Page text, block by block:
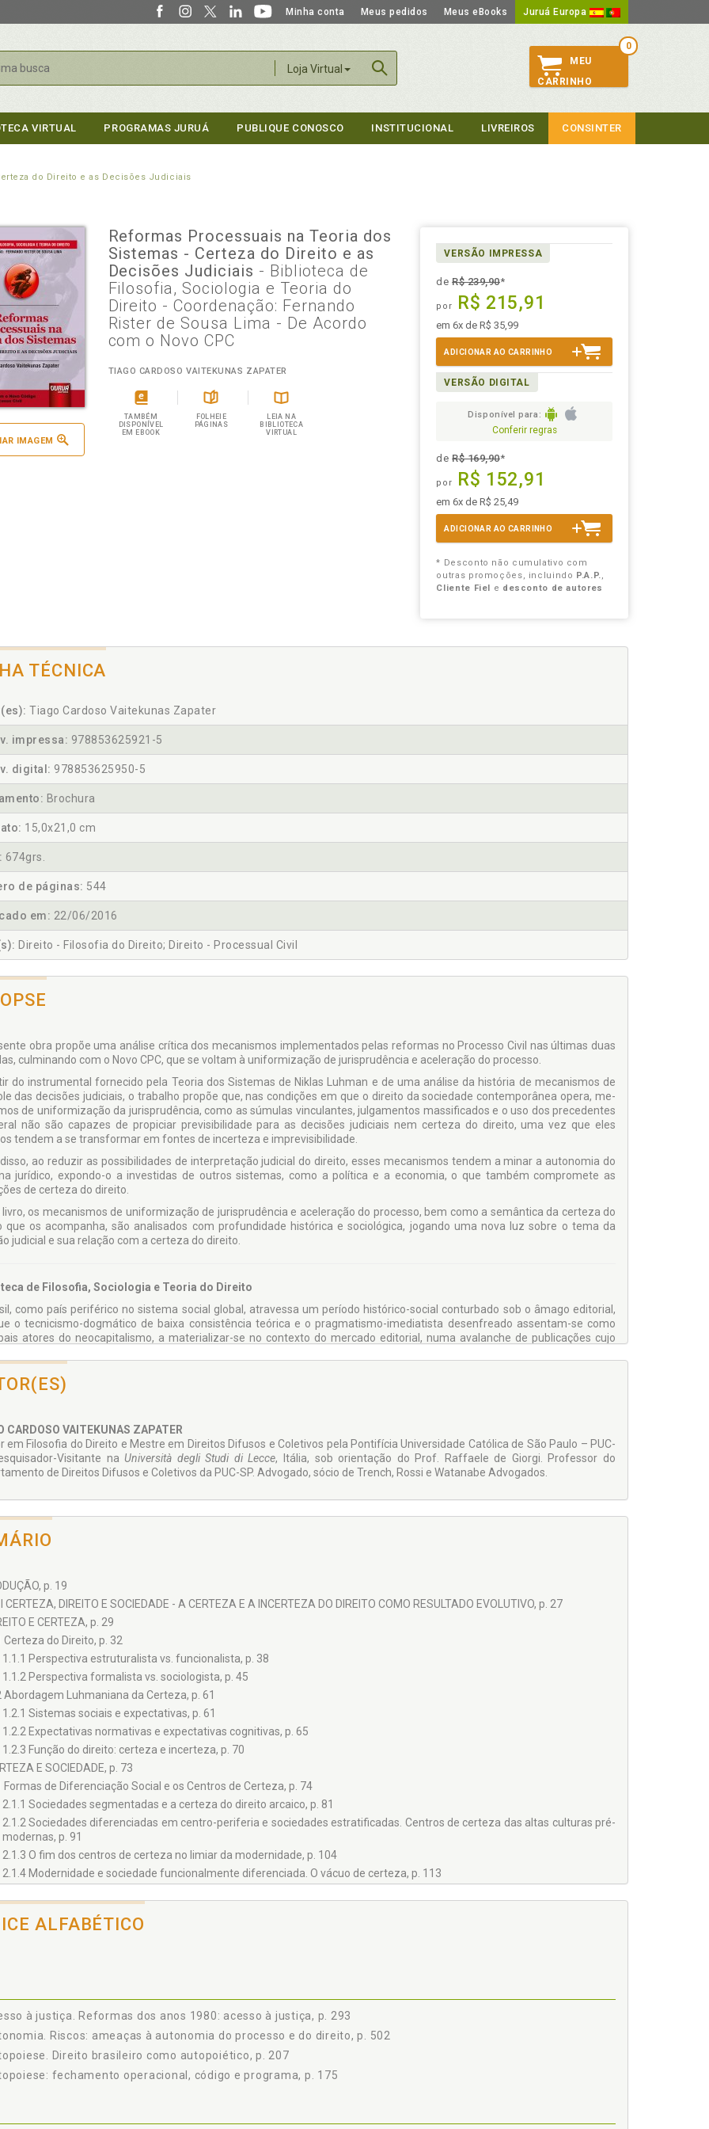
Minha conta Meus pedidos Meus eBooks Juruá Europa
Loja Virtual
0
MEU
CARRINHO
VIRTUAL PROGRAMAS JURUÁ PUBLIQUE CONOSCO INSTITUCIONAL LIVREIROS CONSINTER
do Direito e as Decisões Judiciais
IMAGEM
Reformas Processuais na Teoria dos
Sistemas - Certeza do Direito e as
Decisões Judiciais - Biblioteca de
Filosofia, Sociologia e Teoria do
Direito - Coordenação: Fernando
Rister de Sousa Lima - De Acordo
com o Novo CPC
TIAGO CARDOSO VAITEKUNAS ZAPATER
TAMBÉM
DISPONÍVEL
EM EBOOK
FOLHEIE
PÁGINAS
LEIA NA
BIBLIOTECA
VIRTUAL
VERSÃO IMPRESSA
deR$ 239,90*
por R$ 215,91
em 6x de R$ 35,99
ADICIONAR AO CARRINHO
VERSÃO DIGITAL
Disponível para:
Conferir regras
deR$ 169,90*
por R$ 152,91
em 6x de R$ 25,49
ADICIONAR AO CARRINHO
* Desconto não cumulativo com
outras promoções, incluindo P.A.P.,
Cliente Fiel
e desconto de autores
TÉCNICA
Tiago Cardoso Vaitekunas Zapater
v. impressa: 978853625921-5
v. digital: 978853625950-5
Brochura
15,0x21,0 cm
674grs.
de páginas: 544
em: 22/06/2016
Direito - Filosofia do Direito; Direito - Processual Civil
obra propõe uma análise crítica dos mecanismos implementados pelas reformas no Processo Civil nas últimas duas
culminando com o Novo CPC, que se voltam à unifor­mização de jurisprudência e aceleração do processo.
do instrumental fornecido pela Teoria dos Sistemas de Niklas Luhman e de uma análise da história de mecanismos de
das decisões judiciais, o trabalho propõe que, nas con­dições em que o direito da sociedade contemporânea opera, me­
de uniformização da jurisprudência, como as súmulas vinculantes, julgamentos massificados e o uso dos precedentes
não são capazes de propiciar previsibilidade para as decisões judiciais nem certeza do direito, uma vez que eles
ten­dem a se transformar em fontes de incerteza e imprevisibilidade.
ao reduzir as possibilidades de interpretação judicial do direito, esses mecanismos tendem a minar a autonomia do
jurídico, expondo-o a investidas de outros sistemas, como a política e a economia, o que também compromete as
de certeza do direito.
livro, os mecanismos de uniformização de jurisprudência e aceleração do processo, bem como a semântica da certeza do
que os acompanha, são analisados com profundidade histó­rica e sociológica, jogando uma nova luz sobre o tema da
judicial e sua relação com a certeza do direito.
de Filosofia, Sociologia e Teoria do Direito
como país periférico no sistema social global, atra­vessa um período histórico-so­cial conturbado sob o âmago editorial,
o tecnicismo-dogmático de baixa consistência teórica e o pragmatismo-imedi­atista desenfreado assentam-se como
atores do neocapitalismo, a materializar-se no contexto do mercado edi­torial, numa avalanche de publicações cujo
de informação resumida. Sem me­noscabo a esse público, a Juruá Editora e o Coordenador desta Coleção – o Prof.
Ris­ter de Sousa Lima – saem na contramão dos catálogos a fim de cunhar espaço nesse merca­do para trabalhos de
cognitiva, num diálogo com as disciplinas propedêuticas do Direito. Para tal mister, além de coragem, ousadia e
formar o Conselho Editorial desta Biblioteca, cada qual, é verdade, com sua característica teórica, porém, todos ligados
só família: “a pesquisa jurídica”!
CARDOSO VAITEKUNAS ZAPATER
em Filosofia do Direito e Mestre em Di­reitos Difusos e Coletivos pela Pontifícia Universi­dade Católica de São Paulo – PUC-
Visitante naUniversità degli Studi di Lecce, Itália, sob orientação do Prof. Raffaele de Giorgi. Profes­sor do
de Direitos Difusos e Coleti­vos da PUC-SP. Advogado, sócio de Trench, Rossi e Watanabe Advogados.
p. 19
CERTEZA, DIREITO E SOCIEDADE - A CERTEZA E A INCERTEZA DO DIREITO COMO RESULTADO EVOLUTIVO, p. 27
E CERTEZA, p. 29
Certeza do Direito, p. 32
1.1.1 Perspectiva estruturalista vs. funcionalista, p. 38
1.1.2 Perspectiva formalista vs. sociologista, p. 45
Abordagem Luhmaniana da Certeza, p. 61
1.2.1 Sistemas sociais e expectativas, p. 61
1.2.2 Expectativas normativas e expectativas cognitivas, p. 65
1.2.3 Função do direito: certeza e incerteza, p. 70
E SOCIEDADE, p. 73
Formas de Diferenciação Social e os Centros de Certeza, p. 74
2.1.1 Sociedades segmentadas e a certeza do direito arcaico, p. 81
2.1.2 Sociedades diferenciadas em centro-periferia e sociedades estratificadas. Centros de certeza das altas culturas pré-
modernas, p. 91
2.1.3 O fim dos centros de certeza no limiar da modernidade, p. 104
2.1.4 Modernidade e sociedade funcionalmente diferenciada. O vácuo de certeza, p. 113
2.2.2 A certeza da experiência, p. 134
3.1.2 Legislação, constituição e positividade, p. 167
Direito como Sistema Autopoiético, p. 172
3.2.1 O direito diferenciado pela função, p. 172
3.2.2 Autopoiese: fechamento operacional, código e programa, p. 175
3.2.3 Função dos tribunais, p. 179
BRASILEIRO COMO AUTOPOIÉTICO, p. 207
ALFABÉTICO
à justiça. Reformas dos anos 1980: acesso à justiça, p. 293
Riscos: ameaças à autonomia do processo e do direito, p. 502
Direito brasileiro como autopoiético, p. 207
fechamento operacional, código e programa, p. 175